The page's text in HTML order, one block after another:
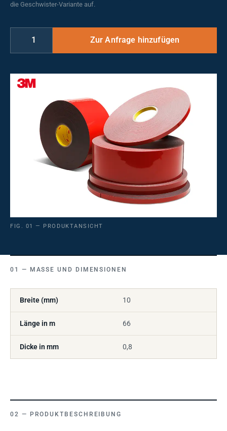
die Geschwister-Variante auf.
FIG. 01 — PRODUKTANSICHT
MASSE UND DIMENSIONEN
Breite (mm) 10
Länge in m 66
Dicke in mm 0,8
PRODUKTBESCHREIBUNG